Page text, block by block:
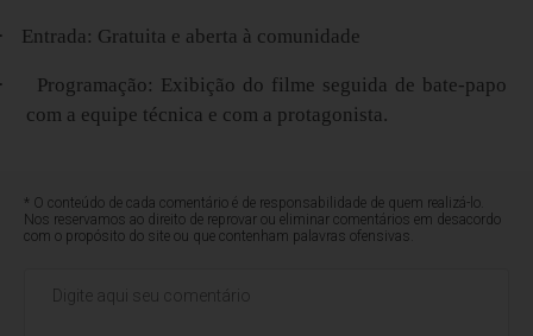
Entrada: Gratuita e aberta à comunidade
Programação: Exibição do filme seguida de bate-papo
com a equipe técnica e com a protagonista.
* O conteúdo de cada comentário é de responsabilidade de quem realizá-lo.
Nos reservamos ao direito de reprovar ou eliminar comentários em desacordo
com o propósito do site ou que contenham palavras ofensivas.